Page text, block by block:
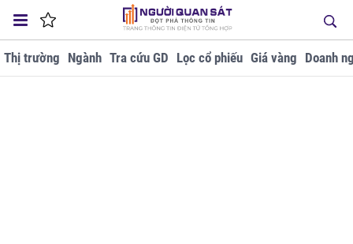
Thị trường Ngành Tra cứu GD Lọc cổ phiếu Giá vàng Doanh